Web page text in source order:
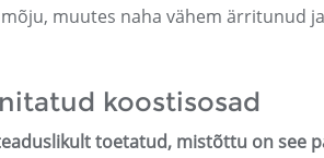
muutes naha vähem ärritunud ja
koostisosad
toetatud, mistõttu on see